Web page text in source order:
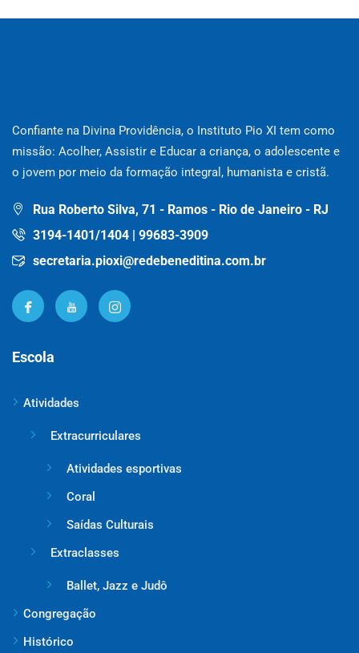
Confiante na Divina Providência, o Instituto Pio XI tem como
missão: Acolher, Assistir e Educar a criança, o adolescente e
o jovem por meio da formação integral, humanista e cristã.
Rua Roberto Silva, 71 - Ramos - Rio de Janeiro - RJ
3194-1401/1404 | 99683-3909
secretaria.pioxi@redebeneditina.com.br
Escola
Atividades
Extracurriculares
Atividades esportivas
Coral
Saídas Culturais
Extraclasses
Ballet, Jazz e Judô
Congregação
Histórico